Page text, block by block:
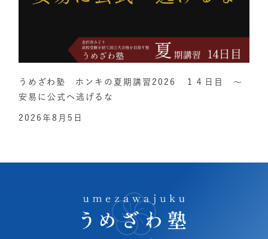
うめざわ塾 ホンキの夏期講習2026 １４日目 ～
安易に公式へ逃げるな
2026年8月5日